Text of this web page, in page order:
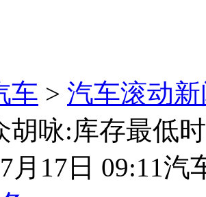
车 > 汽车滚动
胡咏:库存最低
月17日 09:11汽